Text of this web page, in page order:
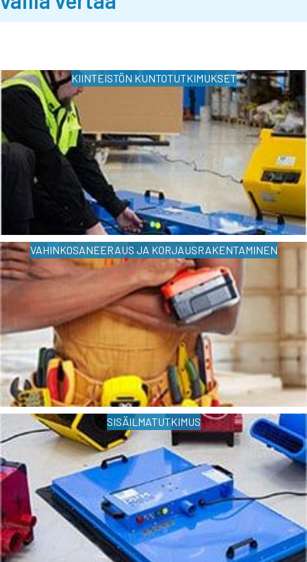
KIINTEISTÖN KUNTOTUTKIMUKSET
VAHINKOSANEERAUS JA KORJAUSRAKENTAMINEN
SISÄILMATUTKIMUS